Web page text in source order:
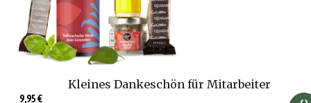
Kleines Dankeschön für Mitarbeiter
9,95 €